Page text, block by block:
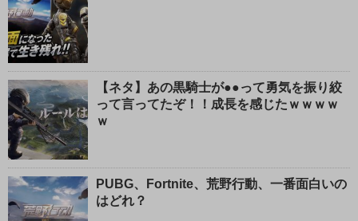
【ネタ】あの黒騎士が●●って勇気を振り絞
って言ってたぞ！！成長を感じたｗｗｗｗ
ｗ
PUBG、Fortnite、荒野行動、一番面白いの
はどれ？